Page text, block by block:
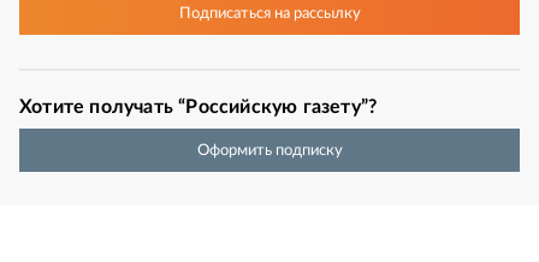
Подписатьсяна рассылку
Хотите получать “Российскую газету”?
Оформить подписку